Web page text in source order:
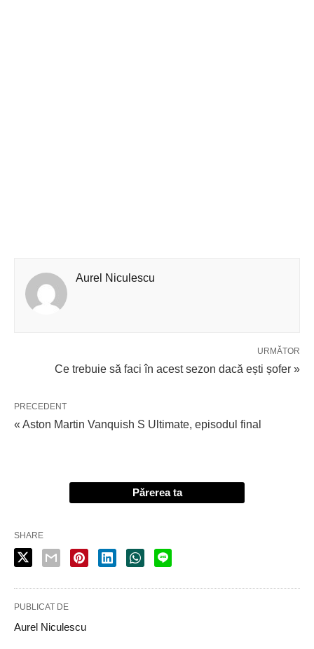
Aurel Niculescu
URMĂTOR
Ce trebuie să faci în acest sezon dacă ești șofer »
PRECEDENT
« Aston Martin Vanquish S Ultimate, episodul final
Părerea ta
SHARE
PUBLICAT DE
Aurel Niculescu